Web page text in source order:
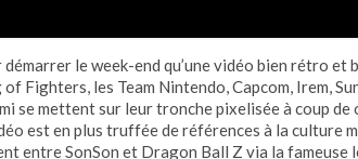
démarrer le week-end qu’une vidéo bien rétro et
Fighters, les Team Nintendo, Capcom, Irem,
se mettent sur leur tronche pixelisée à coup
est en plus truffée de références à la culture
entre SonSon et Dragon Ball Z via la fameuse